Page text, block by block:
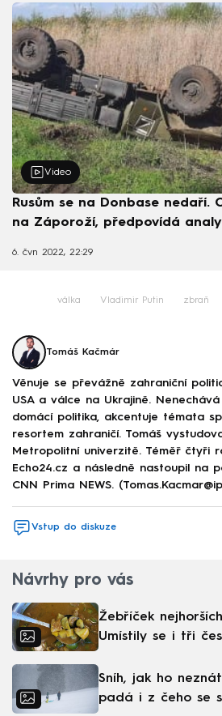
Video
Rusům se na Donbase nedaří.
na Záporoží, předpovídá
6. čvn 2022, 22:29
válka Vladimir Putin zbraň
Tomáš Kačmár
Věnuje se převážně zahraniční
USA a válce na Ukrajině.
domácí politika, akcentuje témata
resortem zahraničí. Tomáš
Metropolitní univerzitě. Téměř čtyři
Echo24.cz a následně nastoupil na
CNN Prima NEWS.
Vstup do diskuze
Návrhy pro vás
Žebříček
Umístily se i tři
Sníh, jak ho
padá i z čeho se